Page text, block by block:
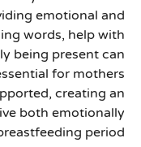
emotional and
words, help with
being present can
for mothers
creating an
both emotionally
period.